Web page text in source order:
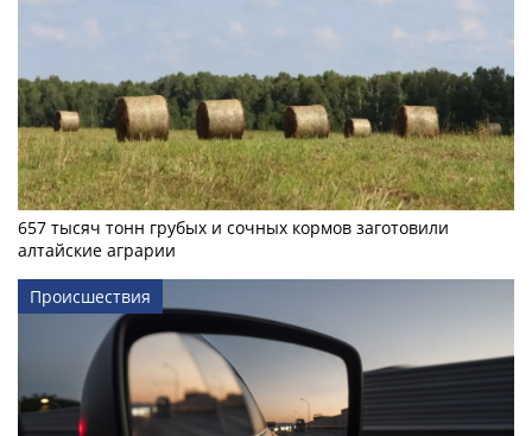
657 тысяч тонн грубых и сочных кормов заготовили
алтайские аграрии
Происшествия